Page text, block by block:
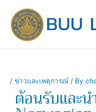
content
/ ข่าวและเหตุการณ์ / By
ต้อนรับและ